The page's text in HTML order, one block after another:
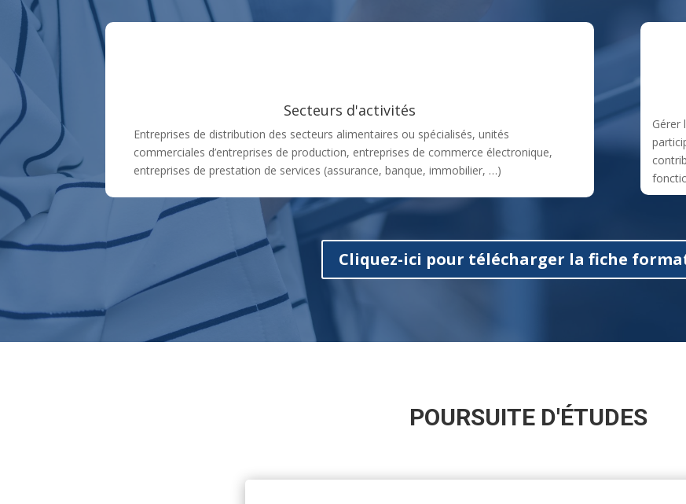
Secteurs d'activités
Entreprises de distribution des secteurs alimentaires ou spécialisés, unités
commerciales d’entreprises de production, entreprises de commerce électronique,
entreprises de prestation de services (assurance, banque, immobilier, …)
Gérer
Cliquez-ici pour télécharger la fiche
POURSUITE D'ÉTUDES